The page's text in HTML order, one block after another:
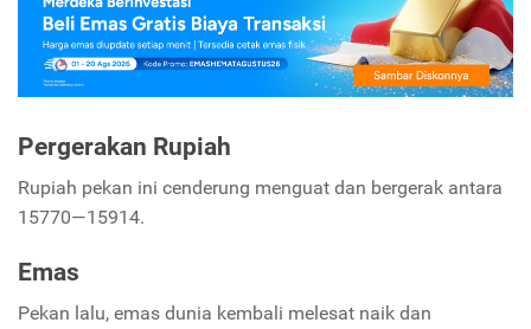
Pergerakan Rupiah
Rupiah pekan ini cenderung menguat dan bergerak antara
15770—15914.
Emas
Pekan lalu, emas dunia kembali melesat naik dan